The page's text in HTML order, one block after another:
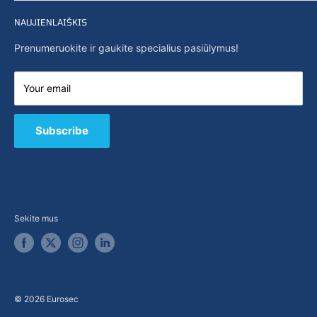
Paieška
Pradžia
Naujienos
Apie mus
Susisiekite su mumis
E-parduotuvė
B2B / Pasiūlymai
NAUJIENLAIŠKIS
Prenumeruokite ir gaukite specialius pasiūlymus!
Your email
Subscribe
Sekite mus
© 2026 Eurosec